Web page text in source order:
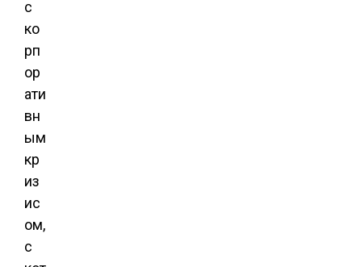
с
ко
рп
ор
ати
вн
ым
кр
из
ис
ом,
с